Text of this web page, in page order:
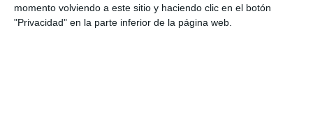
momento volviendo a este sitio y haciendo clic en el botón
"Privacidad" en la parte inferior de la página web.
Geología,Recursos Digitales
Etiqueta:aparatos y sistemas, biología celular,biología y